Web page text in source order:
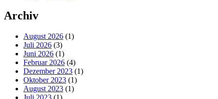
Archiv
August 2026 (1)
Juli 2026 (3)
Juni 2026 (1)
Februar 2026 (4)
Dezember 2023 (1)
Oktober 2023 (1)
August 2023 (1)